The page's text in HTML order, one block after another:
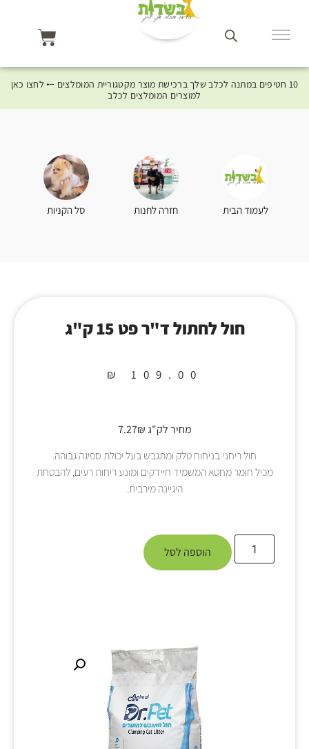
10 חטיפים במתנה לכלב שלך ברכישת מוצר מקטגוריית המומלצים ⤎ לחצו כאן
למוצרים המומלצים לכלב
לעמוד הבית חזרה לחנות סל הקניות
חול לחתול ד"ר פט 15 ק"ג
₪ 109.00
מחיר לק"ג 7.27₪
חול ריחני בניחוח טלק ומתגבש בעל יכולת ספיגה גבוהה.
מכיל חומר מחטא המשמיד חיידקים ומונע ריחות רעים, להבטחת
היגיינה מירבית.
הוספה לסל